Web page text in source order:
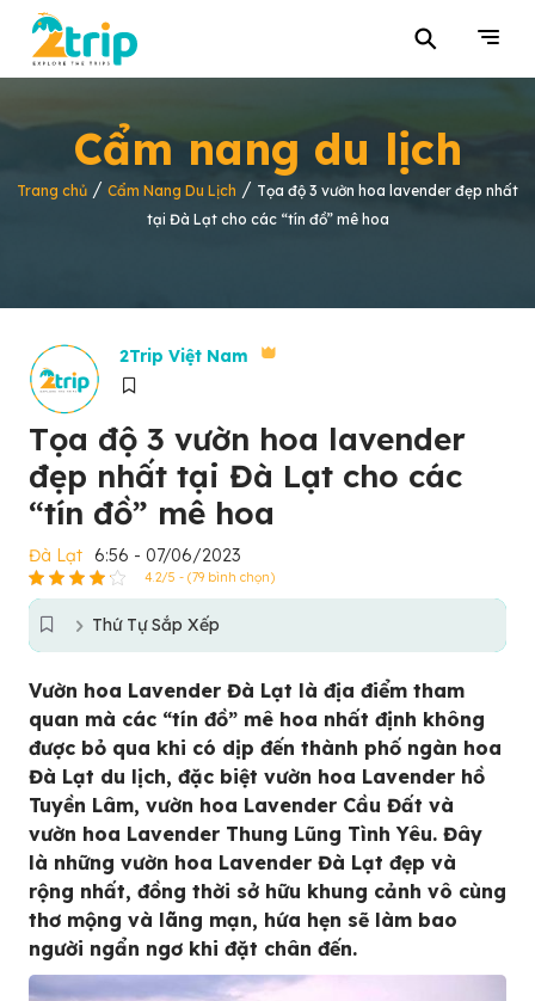
⚲
Cẩm nang du lịch
Trang chủ / Cẩm Nang Du Lịch / Tọa độ 3 vườn hoa lavender đẹp nhất
tại Đà Lạt cho các “tín đồ” mê hoa
2Trip Việt Nam
Tọa độ 3 vườn hoa lavender
đẹp nhất tại Đà Lạt cho các
“tín đồ” mê hoa
Đà Lạt 6:56 - 07/06/2023
4.2/5 - (79 bình chọn)
Thứ Tự Sắp Xếp
Vườn hoa Lavender Đà Lạt là địa điểm tham
quan mà các “tín đồ” mê hoa nhất định không
được bỏ qua khi có dịp đến thành phố ngàn hoa
Đà Lạt du lịch, đặc biệt vườn hoa Lavender hồ
Tuyền Lâm, vườn hoa Lavender Cầu Đất và
vườn hoa Lavender Thung Lũng Tình Yêu. Đây
là những vườn hoa Lavender Đà Lạt đẹp và
rộng nhất, đồng thời sở hữu khung cảnh vô cùng
thơ mộng và lãng mạn, hứa hẹn sẽ làm bao
người ngẩn ngơ khi đặt chân đến.